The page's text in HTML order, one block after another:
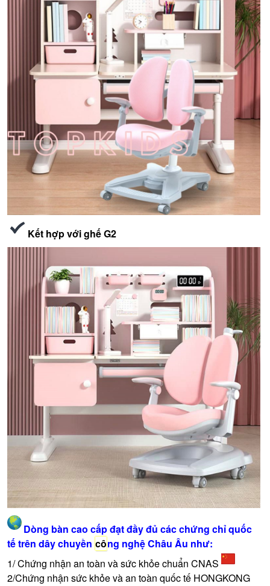
Kết hợp với ghế G2
Dòng bàn cao cấp đạt đầy đủ các chứng chỉ quốc
tế trên dây chuyền công nghệ Châu Âu như:
1/ Chứng nhận an toàn và sức khỏe chuẩn CNAS
2/Chứng nhận sức khỏe và an toàn quốc tế HONGKONG